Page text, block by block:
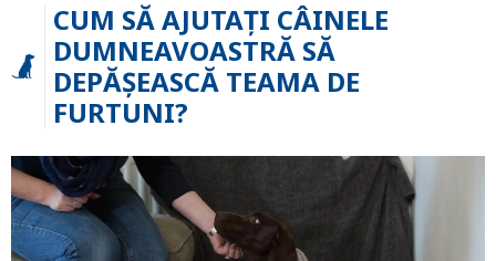
CUM SĂ AJUTAȚI CÂINELE
DUMNEAVOASTRĂ SĂ
DEPĂȘEASCĂ TEAMA DE
FURTUNI?